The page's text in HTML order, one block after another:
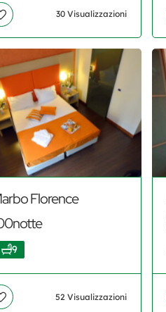
30 Visualizzazioni
Florence
9
52 Visualizzazioni